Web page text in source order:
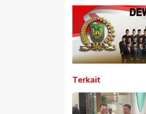
Terkait